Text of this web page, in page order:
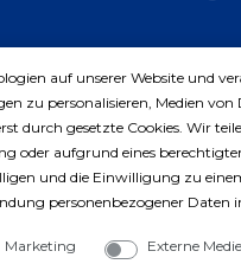
auf unserer Website und
zu personalisieren, Medien
durch gesetzte Cookies. Wir
oder aufgrund eines
und die Einwilligung zu
personenbezogener Daten
Marketing Externe